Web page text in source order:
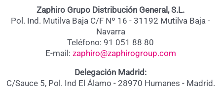
Zaphiro Grupo Distribución General, S.L.
Pol. Ind. Mutilva Baja C/F Nº 16 - 31192 Mutilva Baja -
Navarra
Teléfono: 91 051 88 80
E-mail: zaphiro@zaphirogroup.com
Delegación Madrid:
C/Sauce 5, Pol. Ind El Álamo - 28970 Humanes - Madrid.